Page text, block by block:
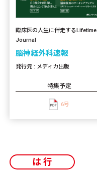
臨床医の人生に伴走するLifetime
Journal
脳神経外科速報
発行元 : メディカ出版
特集予定
6号
は行